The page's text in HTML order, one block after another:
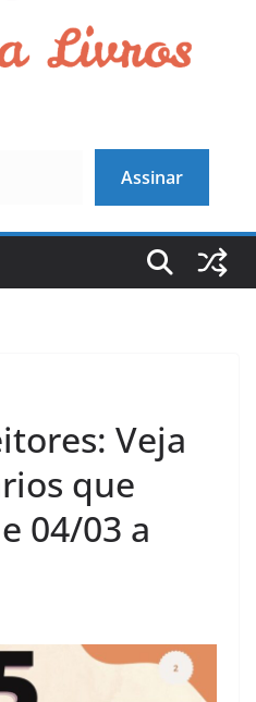
Assinar
Veja
que
04/03 a